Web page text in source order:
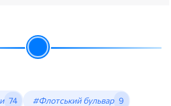
74 #Флотський бульвар 9